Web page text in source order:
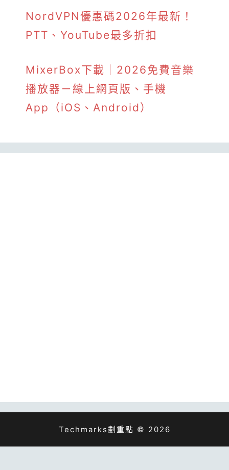
NordVPN優惠碼2026年最新！
PTT、YouTube最多折扣
MixerBox下載｜2026免費音樂
播放器－線上網頁版、手機
App（iOS、Android）
Techmarks劃重點 © 2026